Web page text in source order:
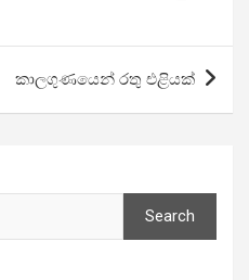
කාලගුණයෙන් රතු එළියක්
Search